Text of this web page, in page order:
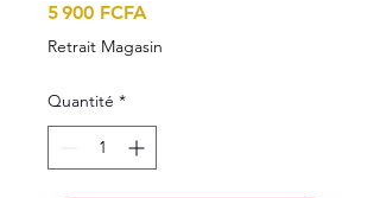
5 900 FCFA
Retrait Magasin
Quantité *